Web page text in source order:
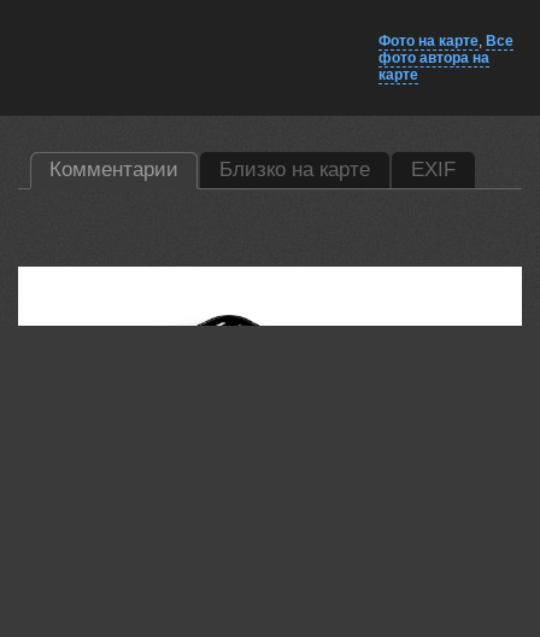
Фото на карте, Все
фото автора на
карте
Комментарии Близко на карте EXIF